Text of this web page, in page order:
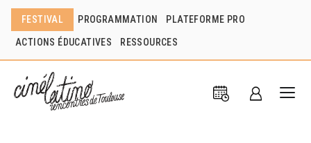
FESTIVAL PROGRAMMATION PLATEFORME PRO
ACTIONS ÉDUCATIVES RESSOURCES